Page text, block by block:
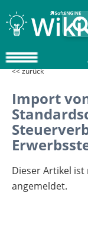
<< zurück
Import
Dieser Artikel
angemeldet.